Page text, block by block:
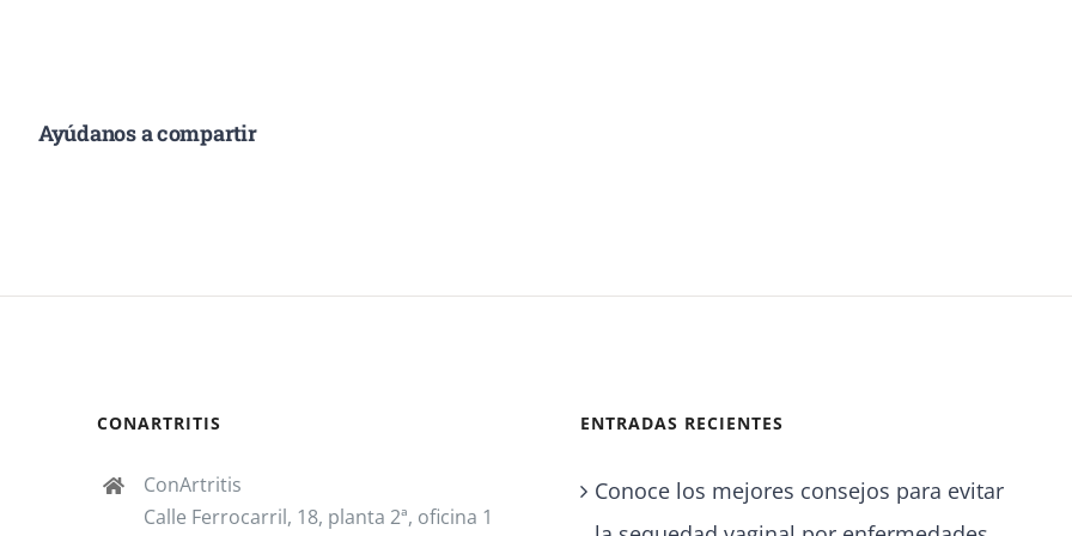
Ayúdanos a compartir
CONARTRITIS
ConArtritis
Calle Ferrocarril, 18, planta 2ª, oficina 1
ENTRADAS RECIENTES
Conoce los mejores consejos para evitar